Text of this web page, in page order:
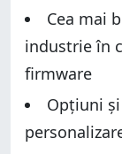
Cea mai
industrie în
firmware
Opțiuni